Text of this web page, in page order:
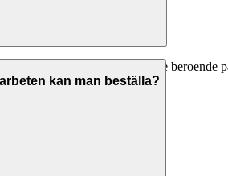
vanligtvis 450-800 kr/timme
kostnad lägre.
kan man beställa?